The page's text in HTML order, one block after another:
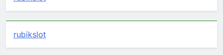
rubikslot